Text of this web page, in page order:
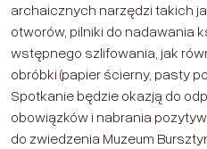
archaicznych narzędzi takich
otworów, pilniki do nadawania
wstępnego szlifowania, jak
obróbki (papier ścierny, pasty
Spotkanie będzie okazją do
obowiązków i nabrania
do zwiedzenia Muzeum